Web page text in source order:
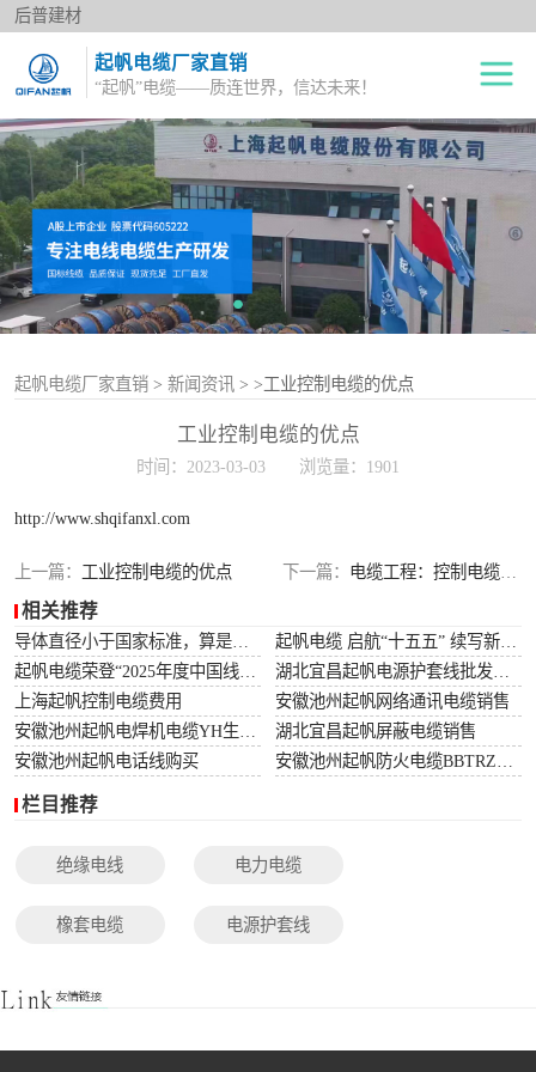
后普建材
起帆电缆厂家直销
“起帆”电缆——质连世界，信达未来！
起帆电缆厂家直销 > 新闻资讯 > >工业控制电缆的优点
工业控制电缆的优点
时间：2023-03-03 浏览量：1901
http://www.shqifanxl.com
上一篇： 工业控制电缆的优点 下一篇： 电缆工程：控制电缆的敷设要求
相关推荐
上海起帆控制电缆费用
安徽池州起帆网络通讯电缆销售
湖北宜昌起帆屏蔽电缆销售
安徽池州起帆电话线购买
栏目推荐
绝缘电线 电力电缆
橡套电缆 电源护套线
绝缘电线
电力电缆
橡套电缆
电源护套线
控制电缆
光伏电缆
特种电缆
网络通讯电缆
单股铜芯线BV
多股铜芯软电线BVR
双绞花线RVS
阻燃电线